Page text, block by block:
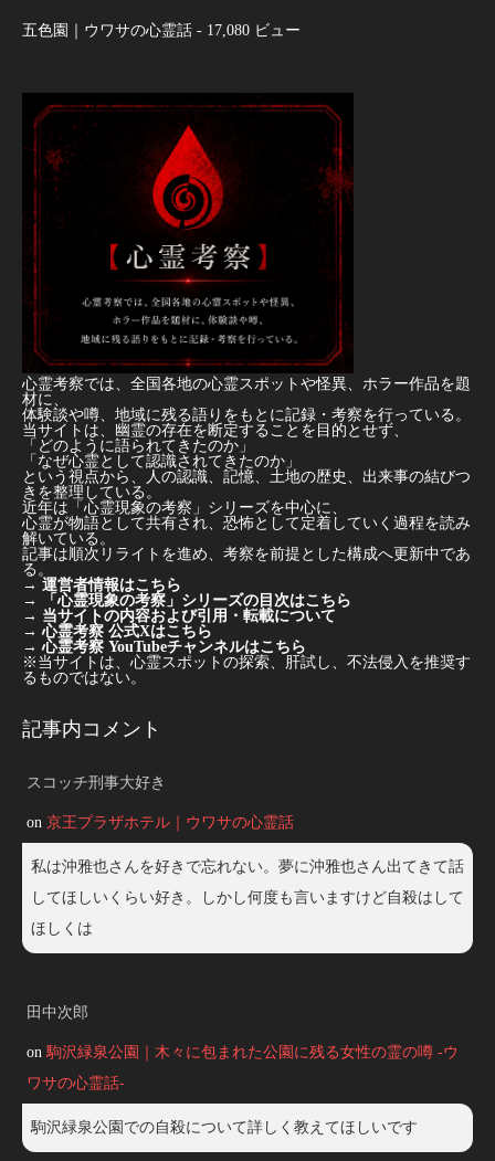
五色園｜ウワサの心霊話 - 17,080 ビュー
心霊考察では、全国各地の心霊スポットや怪異、ホラー作品を題
材に、
体験談や噂、地域に残る語りをもとに記録・考察を行っている。
当サイトは、幽霊の存在を断定することを目的とせず、
「どのように語られてきたのか」
「なぜ心霊として認識されてきたのか」
という視点から、人の認識、記憶、土地の歴史、出来事の結びつ
きを整理している。
近年は「心霊現象の考察」シリーズを中心に、
心霊が物語として共有され、恐怖として定着していく過程を読み
解いている。
記事は順次リライトを進め、考察を前提とした構成へ更新中であ
る。
→ 運営者情報はこちら
→
「心霊現象の考察」シリーズの目次はこちら
→ 当サイトの内容および引用・転載について
→ 心霊考察 公式Xはこちら
→ 心霊考察 YouTubeチャンネルはこちら
※当サイトは、心霊スポットの探索、肝試し、不法侵入を推奨す
るものではない。
記事内コメント
スコッチ刑事大好き
on 京王プラザホテル｜ウワサの心霊話
私は沖雅也さんを好きで忘れない。夢に沖雅也さん出てきて話
してほしいくらい好き。しかし何度も言いますけど自殺はして
ほしくは
田中次郎
on 駒沢緑泉公園｜木々に包まれた公園に残る女性の霊の噂 -ウ
ワサの心霊話-
駒沢緑泉公園での自殺について詳しく教えてほしいです